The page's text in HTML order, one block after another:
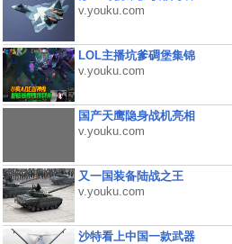
v.youku.com
LOL主播坑爹碉堡集锦
v.youku.com
国产天鹰隐身战机亮相
v.youku.com
又一国装备陆战之王
v.youku.com
沙特看上中国一款武器